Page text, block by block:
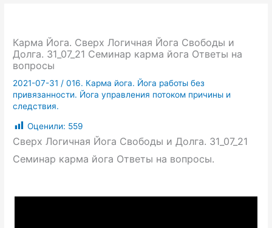
Карма Йога. Сверх Логичная Йога Свободы и
Долга. 31_07_21 Семинар карма йога Ответы на
вопросы
2021-07-31 /016. Карма йога. Йога работы без
привязанности. Йога управления потоком причины и
следствия.
Оценили: 559
Сверх Логичная Йога Свободы и Долга. 31_07_21
Семинар карма йога Ответы на вопросы.